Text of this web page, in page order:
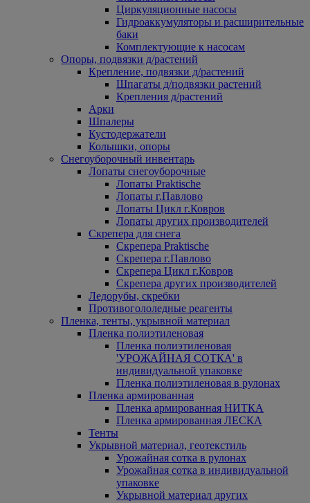
Циркуляционные насосы
Гидроаккумуляторы и расширительные
баки
Комплектующие к насосам
Опоры, подвязки д/растений
Крепление, подвязки д/растений
Шпагаты д/подвязки растений
Крепления д/растений
Арки
Шпалеры
Кустодержатели
Колышки, опоры
Снегоуборочный инвентарь
Лопаты снегоуборочные
Лопаты Praktische
Лопаты г.Павлово
Лопаты Цикл г.Ковров
Лопаты других производителей
Скрепера для снега
Скрепера Praktische
Скрепера г.Павлово
Скрепера Цикл г.Ковров
Скрепера других производителей
Ледорубы, скребки
Противогололедные реагенты
Пленка, тенты, укрывной материал
Пленка полиэтиленовая
Пленка полиэтиленовая
'УРОЖАЙНАЯ СОТКА' в
индивидуальной упаковке
Пленка полиэтиленовая в рулонах
Пленка армированная
Пленка армированная НИТКА
Пленка армированная ЛЕСКА
Тенты
Укрывной материал, геотекстиль
Урожайная сотка в рулонах
Урожайная сотка в индивидуальной
упаковке
Укрывной материал других